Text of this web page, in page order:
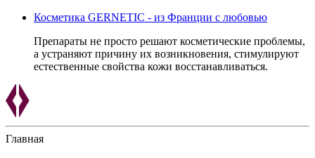
Косметика GERNETIC - из Франции с любовью
Препараты не просто решают косметические проблемы,
а устраняют причину их возникновения, стимулируют
естественные свойства кожи восстанавливаться.
Главная